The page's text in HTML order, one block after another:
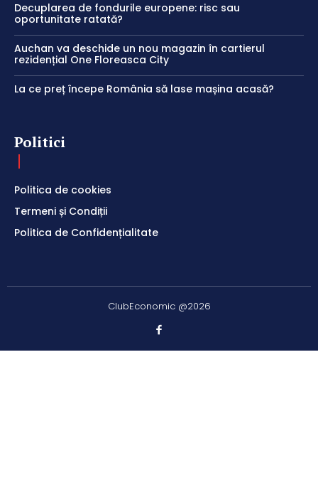
Decuplarea de fondurile europene: risc sau
oportunitate ratată?
Auchan va deschide un nou magazin în cartierul
rezidențial One Floreasca City
La ce preț începe România să lase mașina acasă?
Politici
Politica de cookies
Termeni și Condiții
Politica de Confidențialitate
ClubEconomic @2026